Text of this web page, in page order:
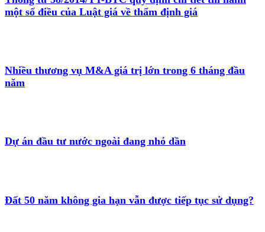
một số điều của Luật giá về thẩm định giá
Nhiều thương vụ M&A giá trị lớn trong 6 tháng đầu
năm
Dự án đầu tư nước ngoài đang nhỏ dần
Đất 50 năm không gia hạn vẫn được tiếp tục sử dụng?